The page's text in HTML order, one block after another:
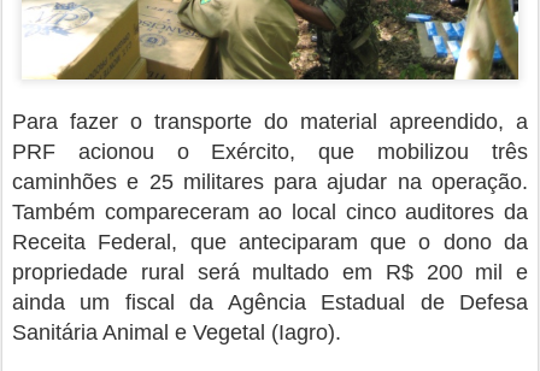
Para fazer o transporte do material apreendido, a
PRF acionou o Exército, que mobilizou três
caminhões e 25 militares para ajudar na operação.
Também compareceram ao local cinco auditores da
Receita Federal, que anteciparam que o dono da
propriedade rural será multado em R$ 200 mil e
ainda um fiscal da Agência Estadual de Defesa
Sanitária Animal e Vegetal (Iagro).